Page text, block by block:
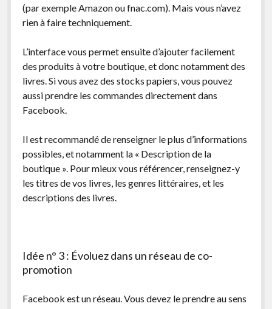
(par exemple Amazon ou fnac.com). Mais vous n’avez
rien à faire techniquement.
L’interface vous permet ensuite d’ajouter facilement
des produits à votre boutique, et donc notamment des
livres. Si vous avez des stocks papiers, vous pouvez
aussi prendre les commandes directement dans
Facebook.
Il est recommandé de renseigner le plus d’informations
possibles, et notamment la « Description de la
boutique ». Pour mieux vous référencer, renseignez-y
les titres de vos livres, les genres littéraires, et les
descriptions des livres.
Idée n° 3 : Évoluez dans un réseau de co-
promotion
Facebook est un réseau. Vous devez le prendre au sens